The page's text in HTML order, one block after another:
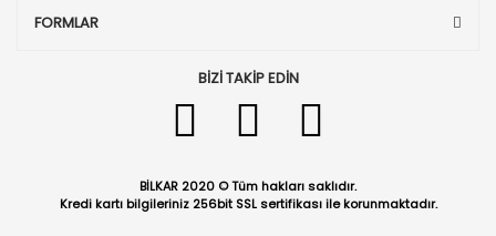
FORMLAR
BİZİ TAKİP EDİN
BİLKAR 2020 © Tüm hakları saklıdır.
Kredi kartı bilgileriniz 256bit SSL sertifikası ile korunmaktadır.